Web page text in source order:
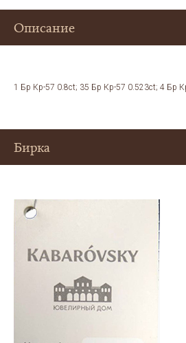
Описание
1 Бр Кр-57 0.8ct; 35 Бр Кр-57 0.523ct; 4 Бр
Бирка